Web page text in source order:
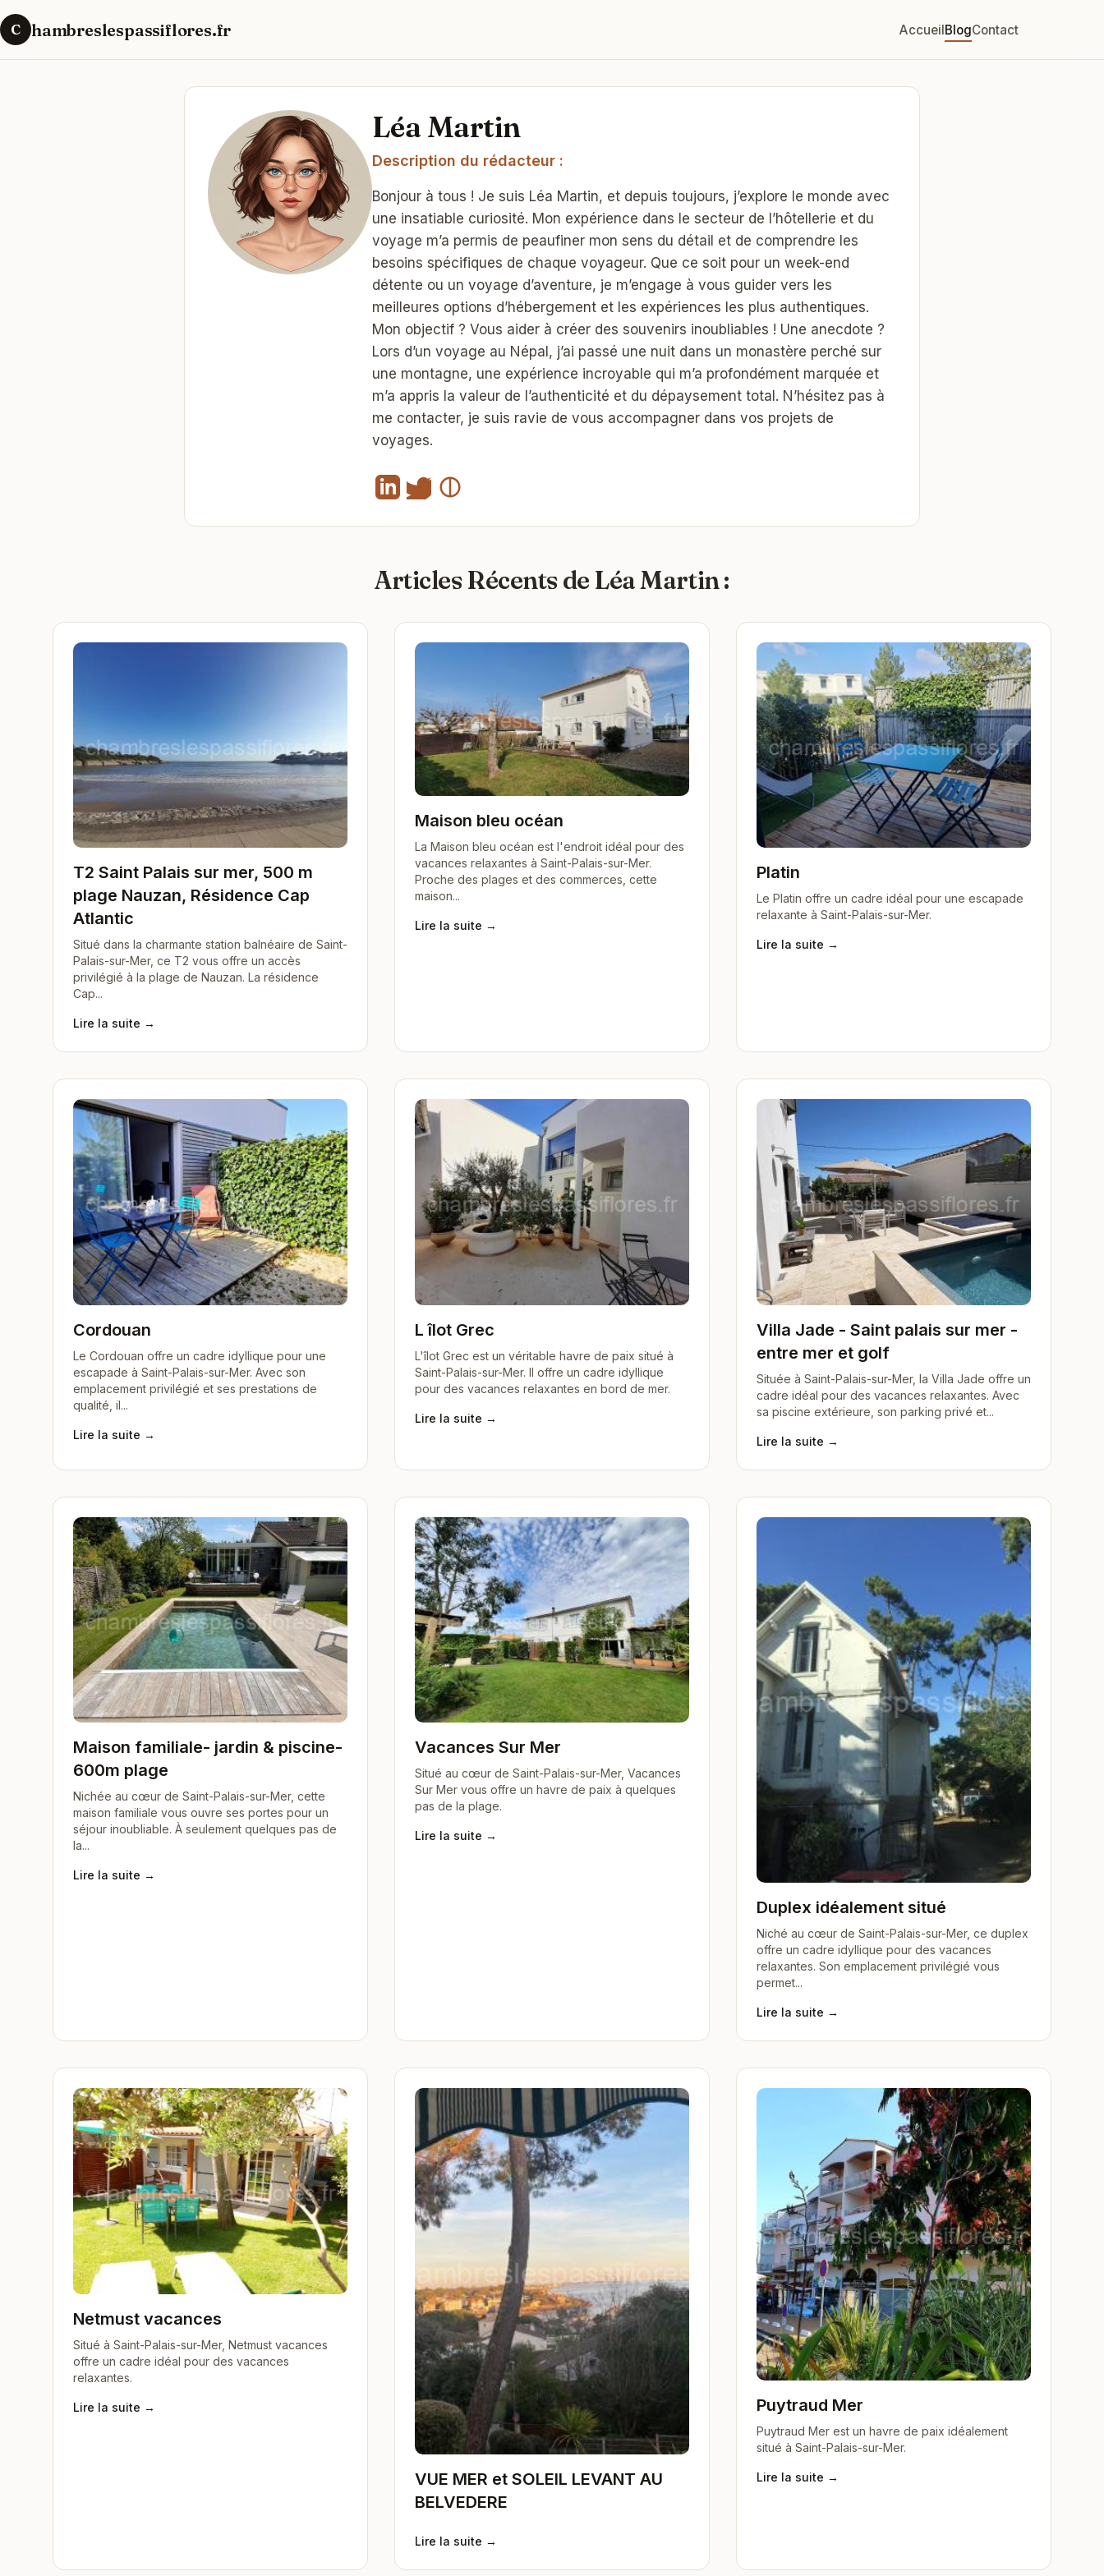
C hambreslespassiflores.fr AccueilBlogContact
Léa Martin
Description du rédacteur :
Bonjour à tous ! Je suis Léa Martin, et depuis toujours, j’explore le monde avec
une insatiable curiosité. Mon expérience dans le secteur de l’hôtellerie et du
voyage m’a permis de peaufiner mon sens du détail et de comprendre les
besoins spécifiques de chaque voyageur. Que ce soit pour un week-end
détente ou un voyage d’aventure, je m’engage à vous guider vers les
meilleures options d’hébergement et les expériences les plus authentiques.
Mon objectif ? Vous aider à créer des souvenirs inoubliables ! Une anecdote ?
Lors d’un voyage au Népal, j’ai passé une nuit dans un monastère perché sur
une montagne, une expérience incroyable qui m’a profondément marquée et
m’a appris la valeur de l’authenticité et du dépaysement total. N’hésitez pas à
me contacter, je suis ravie de vous accompagner dans vos projets de
voyages.
Articles Récents de Léa Martin :
T2 Saint Palais sur mer, 500 m
plage Nauzan, Résidence Cap
Atlantic
Situé dans la charmante station balnéaire de Saint-
Palais-sur-Mer, ce T2 vous offre un accès
privilégié à la plage de Nauzan. La résidence
Cap...
Lire la suite →
Maison bleu océan
La Maison bleu océan est l'endroit idéal pour des
vacances relaxantes à Saint-Palais-sur-Mer.
Proche des plages et des commerces, cette
maison...
Lire la suite →
Platin
Le Platin offre un cadre idéal pour une escapade
relaxante à Saint-Palais-sur-Mer.
Lire la suite →
Cordouan
Le Cordouan offre un cadre idyllique pour une
escapade à Saint-Palais-sur-Mer. Avec son
emplacement privilégié et ses prestations de
qualité, il...
Lire la suite →
L îlot Grec
L'îlot Grec est un véritable havre de paix situé à
Saint-Palais-sur-Mer. Il offre un cadre idyllique
pour des vacances relaxantes en bord de mer.
Lire la suite →
Villa Jade - Saint palais sur mer -
entre mer et golf
Située à Saint-Palais-sur-Mer, la Villa Jade offre un
cadre idéal pour des vacances relaxantes. Avec
sa piscine extérieure, son parking privé et...
Lire la suite →
Maison familiale- jardin & piscine-
600m plage
Nichée au cœur de Saint-Palais-sur-Mer, cette
maison familiale vous ouvre ses portes pour un
séjour inoubliable. À seulement quelques pas de
la...
Lire la suite →
Vacances Sur Mer
Situé au cœur de Saint-Palais-sur-Mer, Vacances
Sur Mer vous offre un havre de paix à quelques
pas de la plage.
Lire la suite →
Duplex idéalement situé
Niché au cœur de Saint-Palais-sur-Mer, ce duplex
offre un cadre idyllique pour des vacances
relaxantes. Son emplacement privilégié vous
permet...
Lire la suite →
Netmust vacances
Situé à Saint-Palais-sur-Mer, Netmust vacances
offre un cadre idéal pour des vacances
relaxantes.
Lire la suite →
VUE MER et SOLEIL LEVANT AU
BELVEDERE
Lire la suite →
Puytraud Mer
Puytraud Mer est un havre de paix idéalement
situé à Saint-Palais-sur-Mer.
Lire la suite →